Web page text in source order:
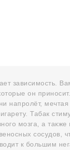
зависимость.
он
напролёт, мечтая
Табак
мозга, а также
сосудов,
к большим